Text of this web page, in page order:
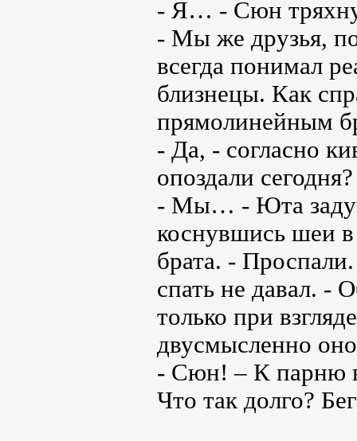
- Я… - Сюн
- Мы же друзья,
всегда понимал
близнецы. Как
прямолинейным
- Да, - согласно
опоздали
- Мы… - Юта
коснувшись шеи
брата. -
спать не давал. -
только при
двусмысленно
- Сюн! – К парню
Что так долго?